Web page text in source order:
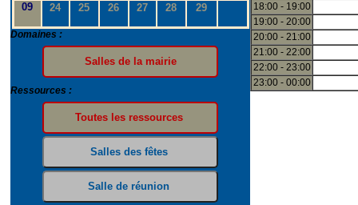
09 24 25 26 27 28 29
Domaines :
Ressources :
18:00 - 19:00
19:00 - 20:00
20:00 - 21:00
21:00 - 22:00
22:00 - 23:00
23:00 - 00:00